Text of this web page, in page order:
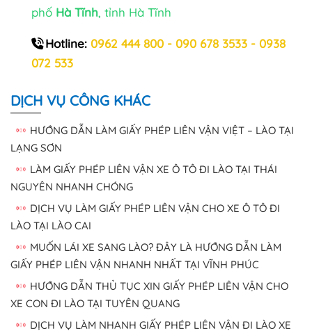
phố Hà Tĩnh, tỉnh Hà Tĩnh
Hotline: 0962 444 800 - 090 678 3533 - 0938
072 533
DỊCH VỤ CÔNG KHÁC
HƯỚNG DẪN LÀM GIẤY PHÉP LIÊN VẬN VIỆT – LÀO TẠI
LẠNG SƠN
LÀM GIẤY PHÉP LIÊN VẬN XE Ô TÔ ĐI LÀO TẠI THÁI
NGUYÊN NHANH CHÓNG
DỊCH VỤ LÀM GIẤY PHÉP LIÊN VẬN CHO XE Ô TÔ ĐI
LÀO TẠI LÀO CAI
MUỐN LÁI XE SANG LÀO? ĐÂY LÀ HƯỚNG DẪN LÀM
GIẤY PHÉP LIÊN VẬN NHANH NHẤT TẠI VĨNH PHÚC
HƯỚNG DẪN THỦ TỤC XIN GIẤY PHÉP LIÊN VẬN CHO
XE CON ĐI LÀO TẠI TUYÊN QUANG
DỊCH VỤ LÀM NHANH GIẤY PHÉP LIÊN VẬN ĐI LÀO XE